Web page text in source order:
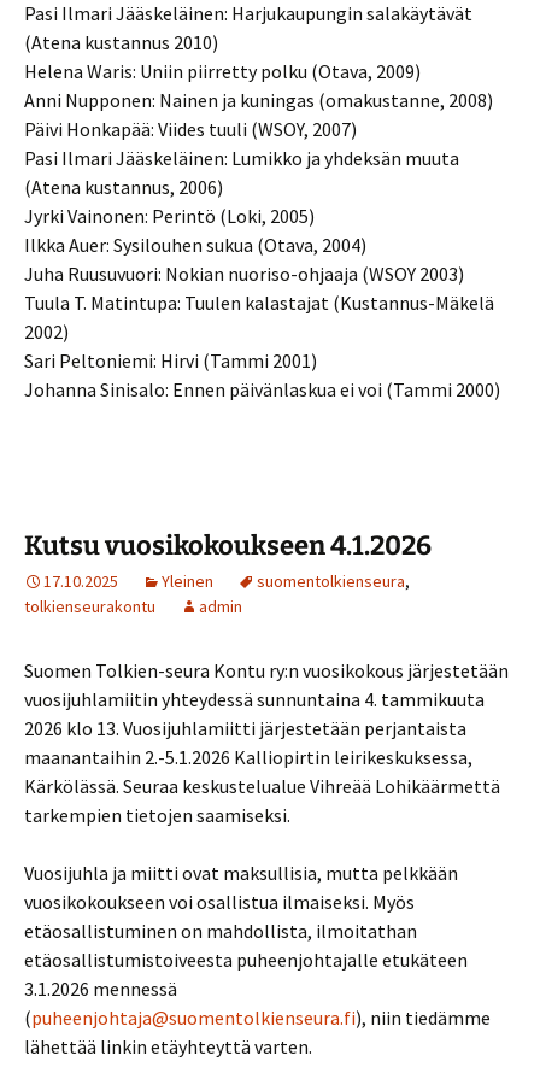
Pasi Ilmari Jääskeläinen: Harjukaupungin salakäytävät
(Atena kustannus 2010)
Helena Waris: Uniin piirretty polku (Otava, 2009)
Anni Nupponen: Nainen ja kuningas (omakustanne, 2008)
Päivi Honkapää: Viides tuuli (WSOY, 2007)
Pasi Ilmari Jääskeläinen: Lumikko ja yhdeksän muuta
(Atena kustannus, 2006)
Jyrki Vainonen: Perintö (Loki, 2005)
Ilkka Auer: Sysilouhen sukua (Otava, 2004)
Juha Ruusuvuori: Nokian nuoriso-ohjaaja (WSOY 2003)
Tuula T. Matintupa: Tuulen kalastajat (Kustannus-Mäkelä
2002)
Sari Peltoniemi: Hirvi (Tammi 2001)
Johanna Sinisalo: Ennen päivänlaskua ei voi (Tammi 2000)
Kutsu vuosikokoukseen 4.1.2026
17.10.2025 Yleinen suomentolkienseura,
tolkienseurakontu
admin
Suomen Tolkien-seura Kontu ry:n vuosikokous järjestetään
vuosijuhlamiitin yhteydessä sunnuntaina 4. tammikuuta
2026 klo 13. Vuosijuhlamiitti järjestetään perjantaista
maanantaihin 2.-5.1.2026 Kalliopirtin leirikeskuksessa,
Kärkölässä. Seuraa keskustelualue Vihreää Lohikäärmettä
tarkempien tietojen saamiseksi.
Vuosijuhla ja miitti ovat maksullisia, mutta pelkkään
vuosikokoukseen voi osallistua ilmaiseksi. Myös
etäosallistuminen on mahdollista, ilmoitathan
etäosallistumistoiveesta puheenjohtajalle etukäteen
3.1.2026 mennessä
(puheenjohtaja@suomentolkienseura.fi), niin tiedämme
lähettää linkin etäyhteyttä varten.